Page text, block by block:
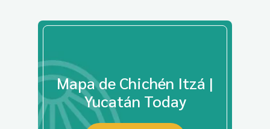
Mapa de Chichén Itzá |
Yucatán Today